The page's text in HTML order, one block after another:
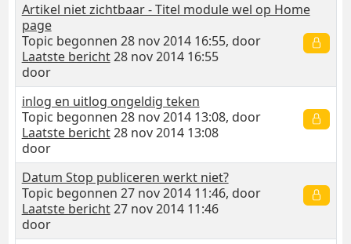
Artikel niet zichtbaar - Titel module wel op Home
page
Topic begonnen 28 nov 2014 16:55, door
Laatste bericht28 nov 2014 16:55
door
inlog en uitlog ongeldig teken
Topic begonnen 28 nov 2014 13:08, door
Laatste bericht28 nov 2014 13:08
door
Datum Stop publiceren werkt niet?
Topic begonnen 27 nov 2014 11:46, door
Laatste bericht27 nov 2014 11:46
door